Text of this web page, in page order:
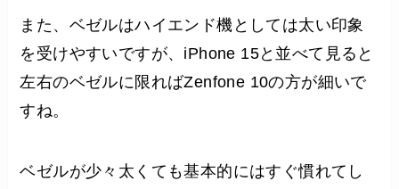
また、ベゼルはハイエンド機としては太い印象
を受けやすいですが、iPhone 15と並べて見ると
左右のベゼルに限ればZenfone 10の方が細いで
すね。
ベゼルが少々太くても基本的にはすぐ慣れてし